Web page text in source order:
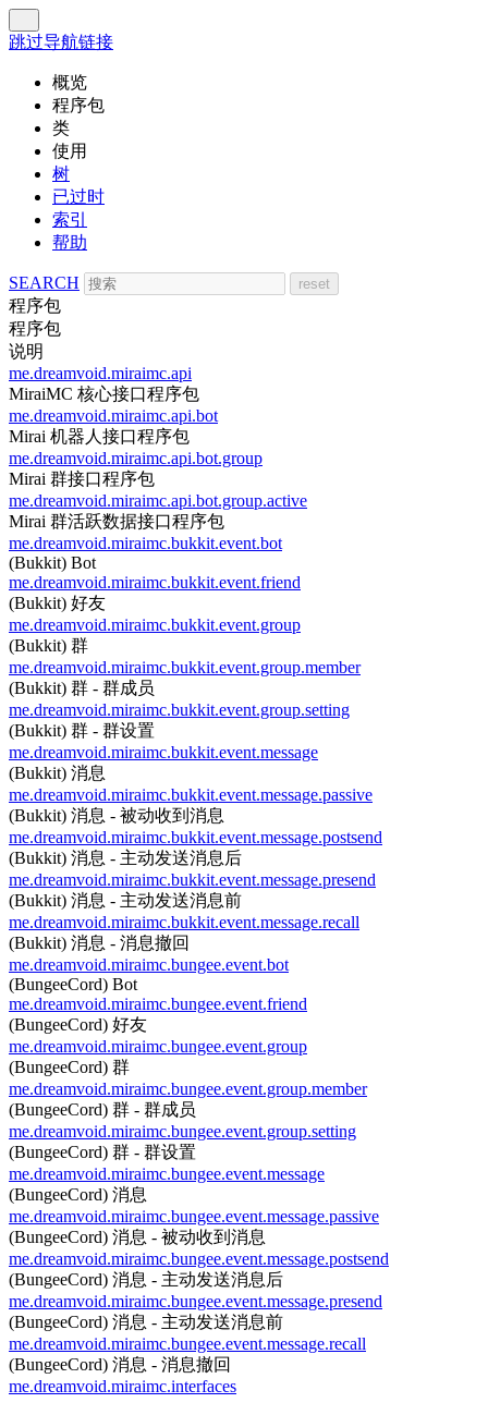
跳过导航链接
概览
程序包
类
使用
树
已过时
索引
帮助
SEARCH
程序包
程序包
说明
me.dreamvoid.miraimc.api
MiraiMC 核心接口程序包
me.dreamvoid.miraimc.api.bot
Mirai 机器人接口程序包
me.dreamvoid.miraimc.api.bot.group
Mirai 群接口程序包
me.dreamvoid.miraimc.api.bot.group.active
Mirai 群活跃数据接口程序包
me.dreamvoid.miraimc.bukkit.event.bot
(Bukkit) Bot
me.dreamvoid.miraimc.bukkit.event.friend
(Bukkit) 好友
me.dreamvoid.miraimc.bukkit.event.group
(Bukkit) 群
me.dreamvoid.miraimc.bukkit.event.group.member
(Bukkit) 群 - 群成员
me.dreamvoid.miraimc.bukkit.event.group.setting
(Bukkit) 群 - 群设置
me.dreamvoid.miraimc.bukkit.event.message
(Bukkit) 消息
me.dreamvoid.miraimc.bukkit.event.message.passive
(Bukkit) 消息 - 被动收到消息
me.dreamvoid.miraimc.bukkit.event.message.postsend
(Bukkit) 消息 - 主动发送消息后
me.dreamvoid.miraimc.bukkit.event.message.presend
(Bukkit) 消息 - 主动发送消息前
me.dreamvoid.miraimc.bukkit.event.message.recall
(Bukkit) 消息 - 消息撤回
me.dreamvoid.miraimc.bungee.event.bot
(BungeeCord) Bot
me.dreamvoid.miraimc.bungee.event.friend
(BungeeCord) 好友
me.dreamvoid.miraimc.bungee.event.group
(BungeeCord) 群
me.dreamvoid.miraimc.bungee.event.group.member
(BungeeCord) 群 - 群成员
me.dreamvoid.miraimc.bungee.event.group.setting
(BungeeCord) 群 - 群设置
me.dreamvoid.miraimc.bungee.event.message
(BungeeCord) 消息
me.dreamvoid.miraimc.bungee.event.message.passive
(BungeeCord) 消息 - 被动收到消息
me.dreamvoid.miraimc.bungee.event.message.postsend
(BungeeCord) 消息 - 主动发送消息后
me.dreamvoid.miraimc.bungee.event.message.presend
(BungeeCord) 消息 - 主动发送消息前
me.dreamvoid.miraimc.bungee.event.message.recall
(BungeeCord) 消息 - 消息撤回
me.dreamvoid.miraimc.interfaces